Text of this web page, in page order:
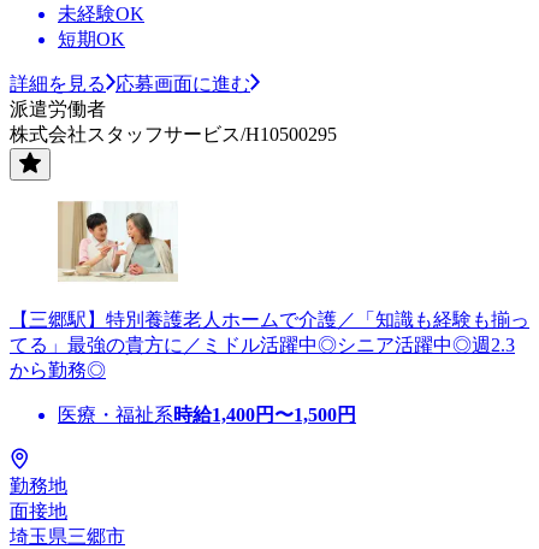
未経験OK
短期OK
詳細を見る
応募画面に進む
派遣労働者
株式会社スタッフサービス/H10500295
【三郷駅】特別養護老人ホームで介護／「知識も経験も揃っ
てる」最強の貴方に／ミドル活躍中◎シニア活躍中◎週2.3
から勤務◎
医療・福祉系時給1,400円〜1,500円
勤務地
面接地
埼玉県三郷市